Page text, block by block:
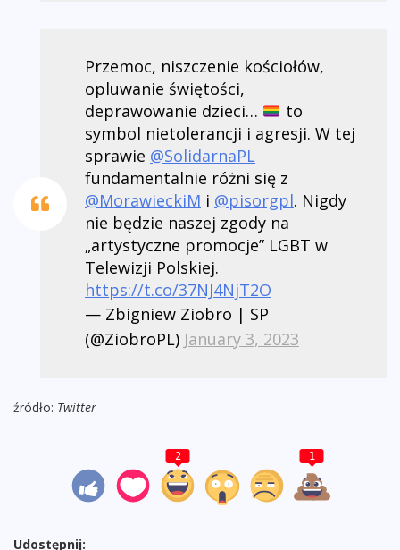
Przemoc, niszczenie kościołów,
opluwanie świętości,
deprawowanie dzieci…
to
symbol nietolerancji i agresji. W tej
sprawie @SolidarnaPL
fundamentalnie różni się z
@MorawieckiM i @pisorgpl. Nigdy
nie będzie naszej zgody na
„artystyczne promocje” LGBT w
Telewizji Polskiej.
https://t.co/37NJ4NjT2O
— Zbigniew Ziobro | SP
(@ZiobroPL) January 3, 2023
źródło: Twitter
2 1
Udostępnij: